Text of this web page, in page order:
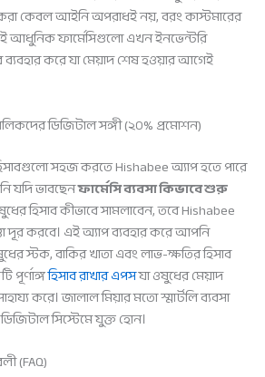
করা কেবল আইনি অপরাধই নয়, বরং কাস্টমারের
আধুনিক ফার্মেসিগুলো এখন ইনভেন্টরি
করে যা মেয়াদ শেষ হওয়ার আগেই
ডিজিটাল সঙ্গী (২০% প্রমোশন)
সহজ করতে Hishabee অ্যাপ হতে পারে
যদি ভাবছেনফার্মেসি ব্যবসা কিভাবে শুরু
হিসাব কীভাবে সামলাবেন, তবে Hishabee
দূর করবে। এই অ্যাপ ব্যবহার করে আপনি
স্টক, বাকির খাতা এবং লাভ-ক্ষতির হিসাব
পূর্ণাঙ্গহিসাব রাখার এপসযা ওষুধের মেয়াদ
করে। জালাল মিয়ার মতো স্মার্টলি ব্যবসা
সিস্টেমে যুক্ত হোন।
(FAQ)